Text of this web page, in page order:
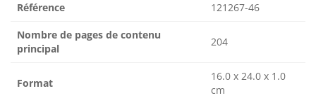
Référence 121267-46
Nombre de pages de contenu
principal
204
Format
16.0 x 24.0 x 1.0
cm